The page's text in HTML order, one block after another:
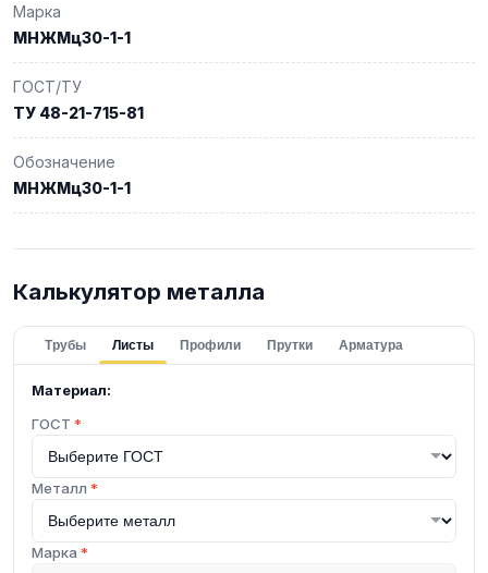
Марка
МНЖМц30-1-1
ГОСТ/ТУ
ТУ 48-21-715-81
Обозначение
МНЖМц30-1-1
Калькулятор металла
Трубы Листы Профили Прутки Арматура
Материал:
ГОСТ *
Металл *
Марка *